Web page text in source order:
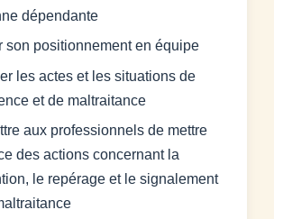
dépendante
son positionnement en équipe
les actes et les situations de
et de maltraitance
aux professionnels de mettre
des actions concernant la
le repérage et le signalement